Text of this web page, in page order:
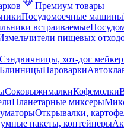
Премиум товары
Посудомоечные машины
встраиваемые
пищевых
Сэндвичницы, хот-дог
БлинницыПароварки
СоковыжималкиКофемолки
Планетарные миксеры
Открывалки,
пакеты, контейнеры